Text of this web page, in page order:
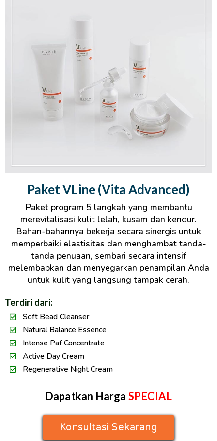
Paket VLine (Vita Advanced)
Paket program 5 langkah yang membantu
merevitalisasi kulit lelah, kusam dan kendur.
Bahan-bahannya bekerja secara sinergis untuk
memperbaiki elastisitas dan menghambat tanda-
tanda penuaan, sembari secara intensif
melembabkan dan menyegarkan penampilan Anda
untuk kulit yang langsung tampak cerah.
Terdiri dari:
Soft Bead Cleanser
Natural Balance Essence
Intense Paf Concentrate
Active Day Cream
Regenerative Night Cream
Dapatkan Harga SPECIAL
Konsultasi Sekarang